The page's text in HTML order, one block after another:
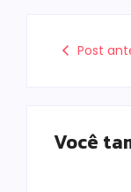
Post
Você